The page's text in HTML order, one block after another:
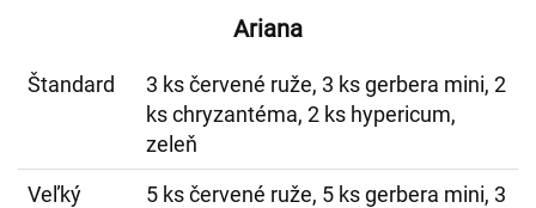
Ariana
Štandard
3 ks červené ruže, 3 ks gerbera mini, 2
ks chryzantéma, 2 ks hypericum,
zeleň
Veľký
5 ks červené ruže, 5 ks gerbera mini, 3